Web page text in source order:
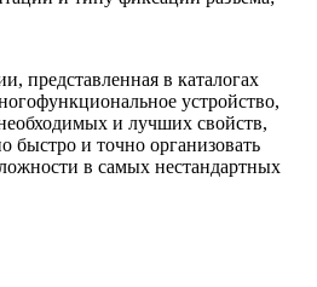
представленная в каталогах
устройство,
и лучших свойств,
быстро и точно организовать
в самых нестандартных